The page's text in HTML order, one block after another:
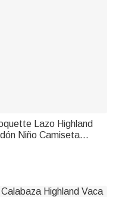
Lazo Highland
Niño Camiseta
con Capucha con
Regalo de